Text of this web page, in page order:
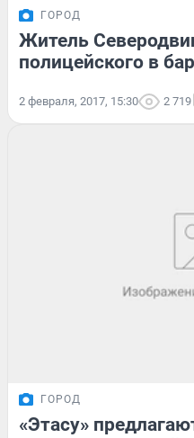
ГОРОД
Житель
полицейского в
2 февраля, 2017, 15:30 2 719
ГОРОД
«Этасу»